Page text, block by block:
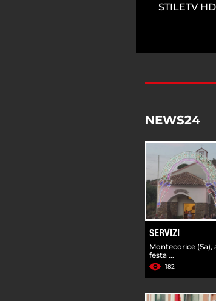
STILETV
NEWS24
SERVIZI
Montecorice (Sa),
festa ...
182